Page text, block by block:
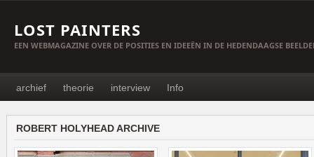
LOST PAINTERS
EEN WEBMAGAZINE OVER DE POSITIES EN IDEEËN IN DE HEDENDAAGSE
archief theorie interview Info
ROBERT HOLYHEAD ARCHIVE